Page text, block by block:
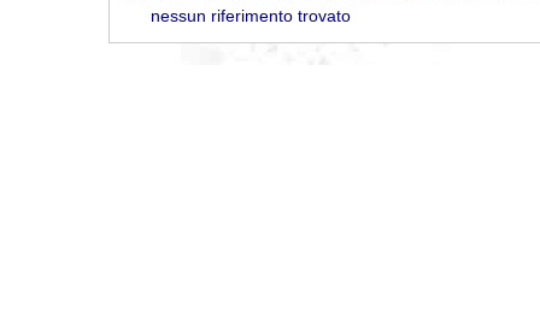
nessun riferimento trovato